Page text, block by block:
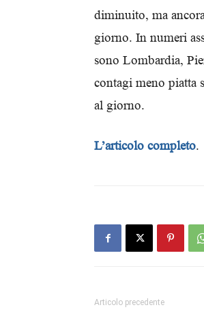
diminuito, ma
giorno. In numeri
sono Lombardia,
contagi meno piatta
al giorno.
L’articolo completo.
Articolo precedente